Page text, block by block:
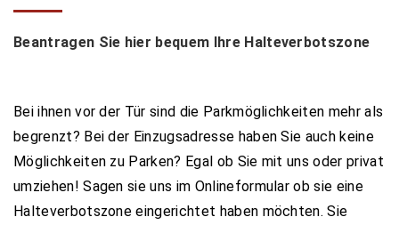
Beantragen Sie hier bequem Ihre Halteverbotszone
Bei ihnen vor der Tür sind die Parkmöglichkeiten mehr als
begrenzt? Bei der Einzugsadresse haben Sie auch keine
Möglichkeiten zu Parken? Egal ob Sie mit uns oder privat
umziehen! Sagen sie uns im Onlineformular ob sie eine
Halteverbotszone eingerichtet haben möchten. Sie